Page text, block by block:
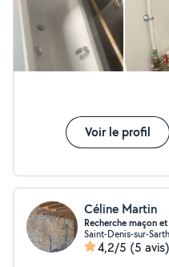
Plomberie (neuf et
bains complète. -
Installation sanitaires
bidet). - Canalisation
- Adoucisseur d'eau. -
Voir le profil
Céline Martin
Recherche maçon
Saint-Denis-sur-
4,2/5 (5 avis)